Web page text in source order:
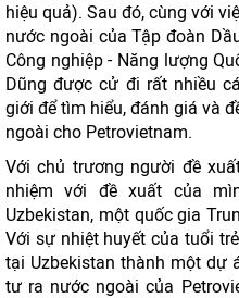
hiệu quả). Sau đó, cùng với
nước ngoài của Tập đoàn
Công nghiệp - Năng lượng
Dũng được cử đi rất nhiều
giới để tìm hiểu, đánh giá và
ngoài cho Petrovietnam.
Với chủ trương người đề
nhiệm với đề xuất của
Uzbekistan, một quốc gia
Với sự nhiệt huyết của tuổi
tại Uzbekistan thành một dự
tư ra nước ngoài của